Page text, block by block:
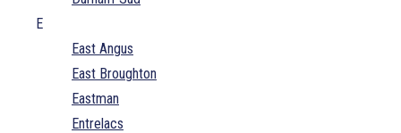
E
East Angus
East Broughton
Eastman
Entrelacs